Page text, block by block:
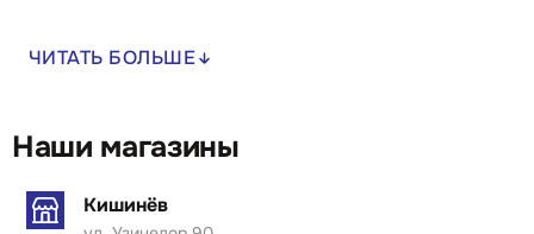
- Простота установки, что сокращает время
неиспользуемые модули.
- Эстетичное завершение электроустановки,
гармонично сочетающееся с другими элементами.
ЧИТАТЬ БОЛЬШЕ
Наши магазины
Кишинёв